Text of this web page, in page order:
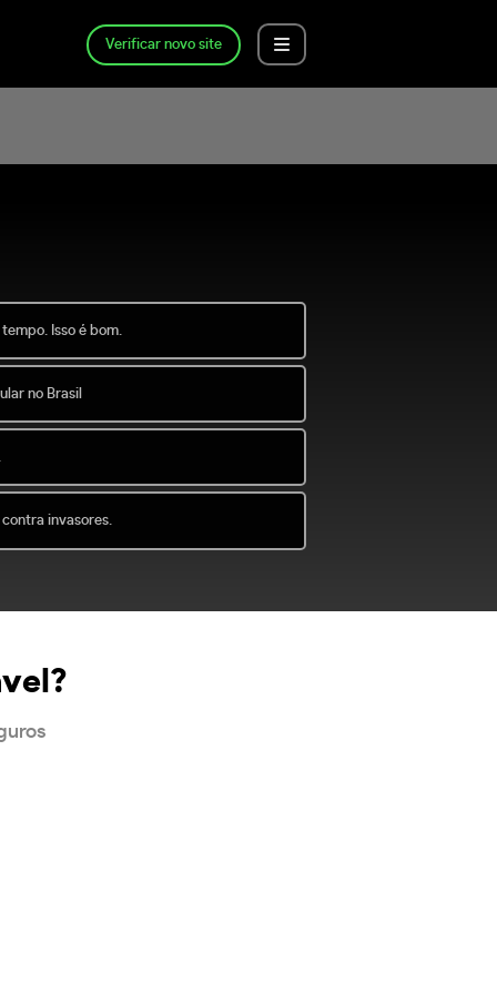
Verificar novo site
Isso é bom.
no Brasil
invasores.